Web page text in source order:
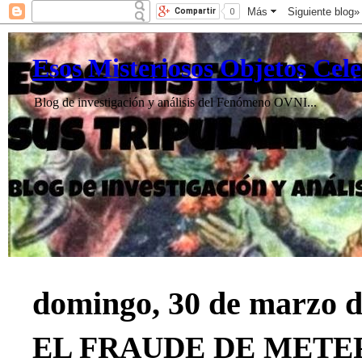
Esos Misteriosos Objetos
Blog de investigación y análisis del Fenómeno OVNI...
domingo, 30 de marzo
EL FRAUDE DE